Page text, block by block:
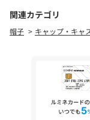
人気を博した。
【注意事項】
※商品画像は、光の
り、実際の色味と
ご了承ください。
※商品の色味の目安
関連カテゴリ
帽子 キャップ・キャ